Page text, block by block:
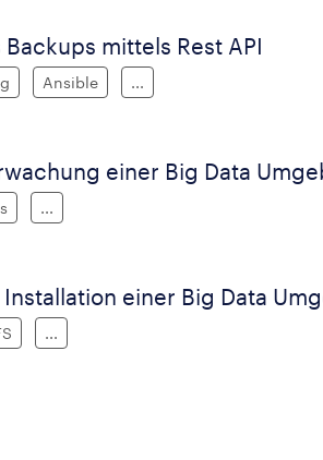
mittels Rest API
Ansible ...
einer Big Data
...
einer Big Data
...